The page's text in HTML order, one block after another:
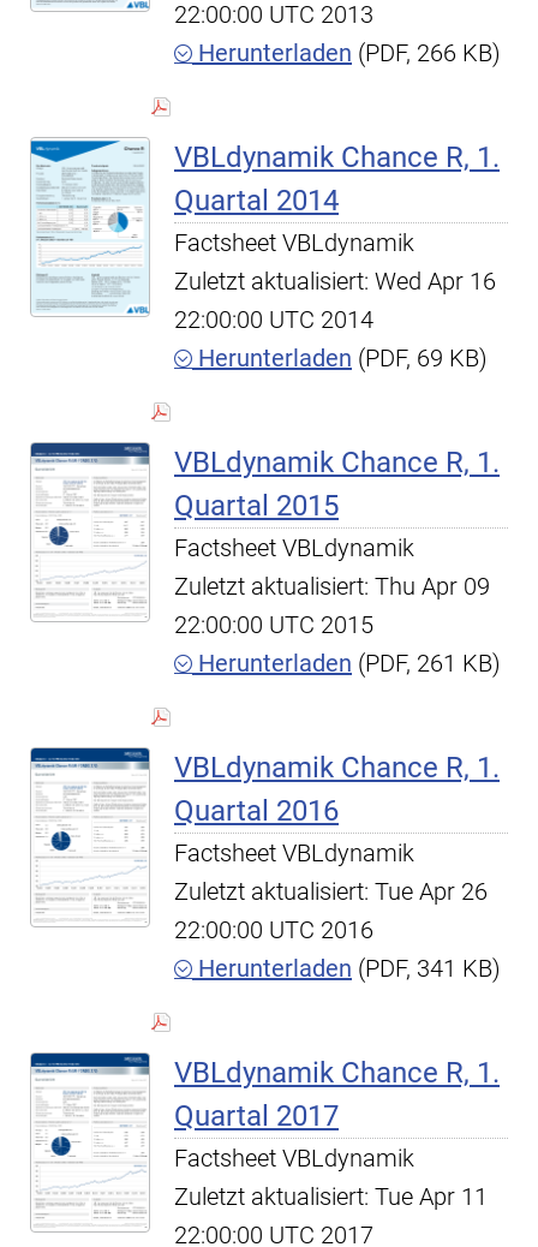
22:00:00 UTC 2013
Herunterladen (PDF, 266 KB)
VBLdynamik Chance R, 1.
Quartal 2014
Factsheet VBLdynamik
Zuletzt aktualisiert: Wed Apr 16
22:00:00 UTC 2014
Herunterladen (PDF, 69 KB)
VBLdynamik Chance R, 1.
Quartal 2015
Factsheet VBLdynamik
Zuletzt aktualisiert: Thu Apr 09
22:00:00 UTC 2015
Herunterladen (PDF, 261 KB)
VBLdynamik Chance R, 1.
Quartal 2016
Factsheet VBLdynamik
Zuletzt aktualisiert: Tue Apr 26
22:00:00 UTC 2016
Herunterladen (PDF, 341 KB)
VBLdynamik Chance R, 1.
Quartal 2017
Factsheet VBLdynamik
Zuletzt aktualisiert: Tue Apr 11
22:00:00 UTC 2017